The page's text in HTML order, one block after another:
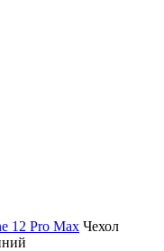
12 Pro Max Чехол